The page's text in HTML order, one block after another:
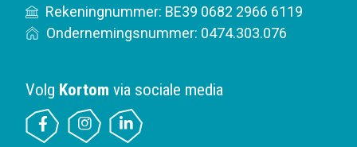
Rekeningnummer: BE39 0682 2966 6119
Ondernemingsnummer: 0474.303.076
Volg Kortom via sociale media